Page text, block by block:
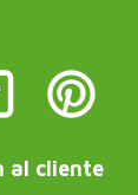
al cliente